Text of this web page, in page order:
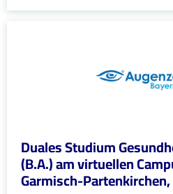
Duales Studium
(B.A.) am virtuellen
Garmisch-Partenkirchen,